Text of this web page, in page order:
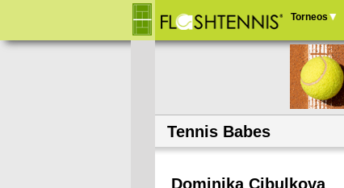
principal
Torneos
Tennis Babes
Dominika Cibulkova